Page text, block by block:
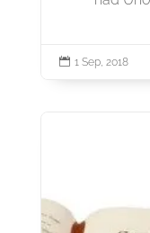
 1 Sep, 2018